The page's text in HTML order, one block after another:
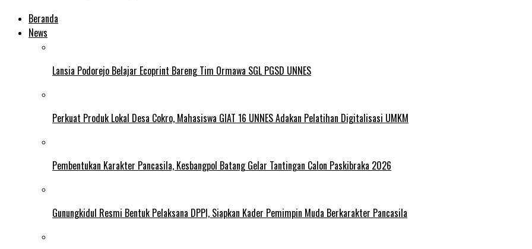
Beranda
News
Lansia Podorejo Belajar Ecoprint Bareng Tim Ormawa SGL PGSD UNNES
Perkuat Produk Lokal Desa Cokro, Mahasiswa GIAT 16 UNNES Adakan Pelatihan Digitalisasi UMKM
Pembentukan Karakter Pancasila, Kesbangpol Batang Gelar Tantingan Calon Paskibraka 2026
Gunungkidul Resmi Bentuk Pelaksana DPPI, Siapkan Kader Pemimpin Muda Berkarakter Pancasila